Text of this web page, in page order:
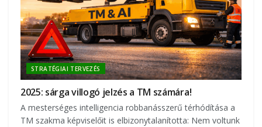
STRATÉGIAI TERVEZÉS
2025: sárga villogó jelzés a TM számára!
A mesterséges intelligencia robbanásszerű térhódítása a
TM szakma képviselőit is elbizonytalanította: Nem voltunk